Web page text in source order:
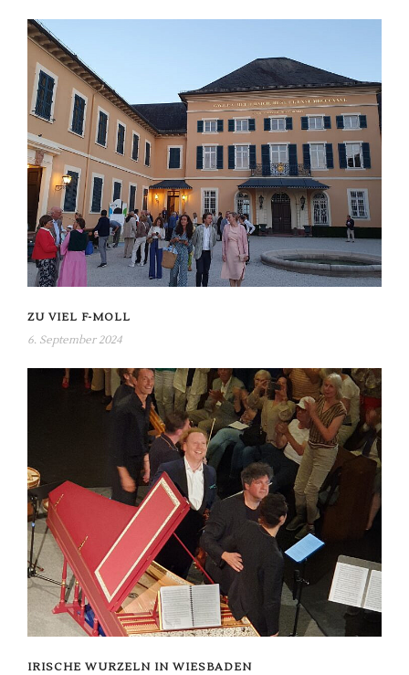
ZU VIEL F-MOLL
6. September 2024
IRISCHE WURZELN IN WIESBADEN